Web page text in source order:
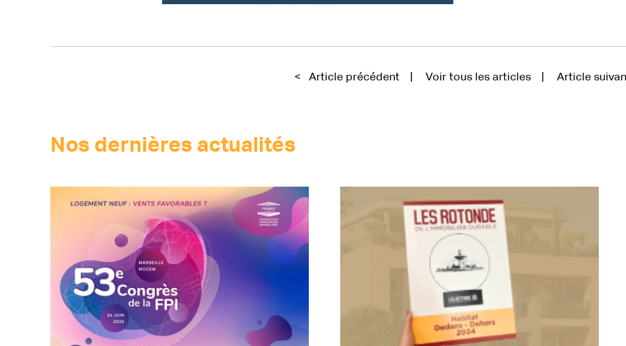
< Article précédent Voir tous les articles Article
Nos dernières actualités